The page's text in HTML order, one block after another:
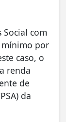
Social com
por
caso, o
renda
de
da